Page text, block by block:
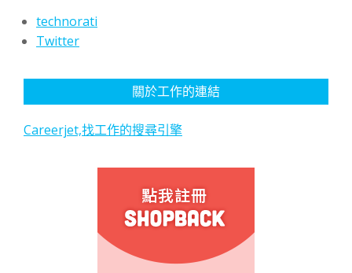
technorati
Twitter
關於工作的連結
Careerjet,找工作的搜尋引擎